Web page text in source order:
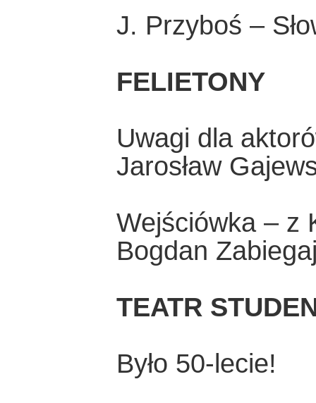
J. Przyboś –
FELIETONY
Uwagi dla
Jarosław
Wejściówka – z
Bogdan
TEATR
Było 50-lecie!